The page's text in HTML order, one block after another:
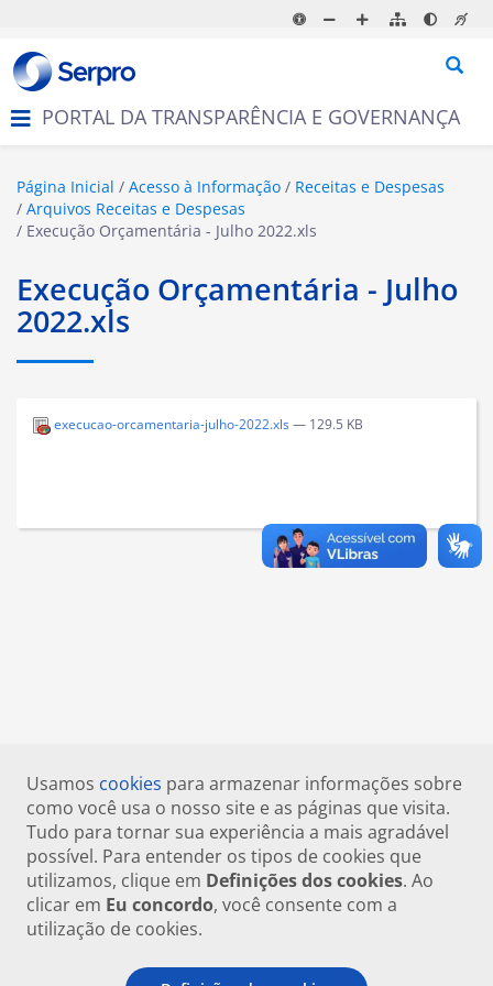
PORTAL DA TRANSPARÊNCIA E GOVERNANÇA
Página Inicial Acesso à Informação
Receitas e Despesas
Arquivos Receitas e Despesas
Execução Orçamentária - Julho 2022.xls
Execução Orçamentária - Julho
2022.xls
execucao-orcamentaria-julho-2022.xls— 129.5 KB
Usamos cookies para armazenar informações sobre
como você usa o nosso site e as páginas que visita.
Tudo para tornar sua experiência a mais agradável
possível. Para entender os tipos de cookies que
utilizamos, clique em Definições dos cookies. Ao
clicar em Eu concordo, você consente com a
utilização de cookies.